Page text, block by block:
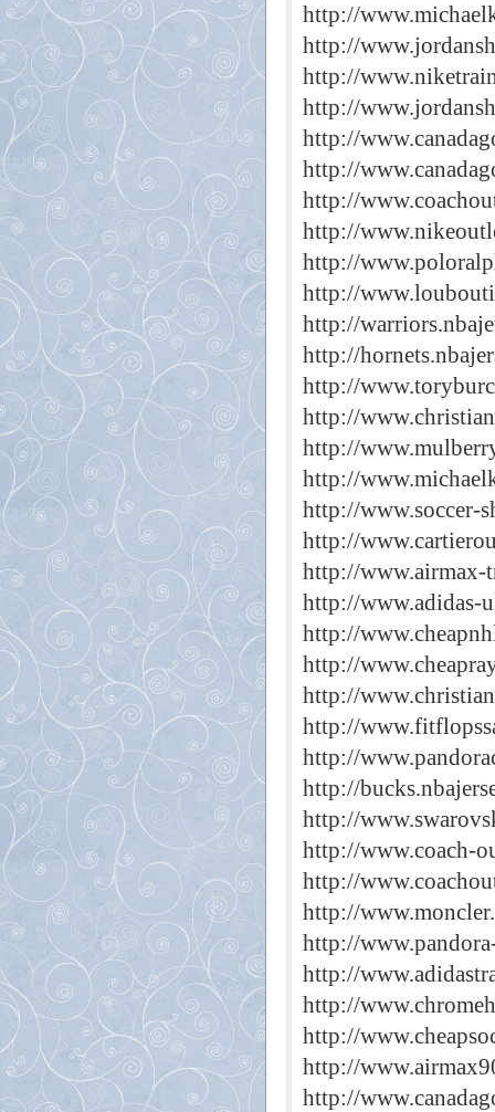
http://
http://
http://
http://
http://
http://
http://
http://
http://
http://
http://
http://
http://
http://
http://
http://
http://www.soccer-
http://
http://www.airmax-
http://www.adidas-
http://
http://
http://
http://
http://
http://
http://
http://www.coach-
http://
http://
http://
http://
http://
http://
http://
http://